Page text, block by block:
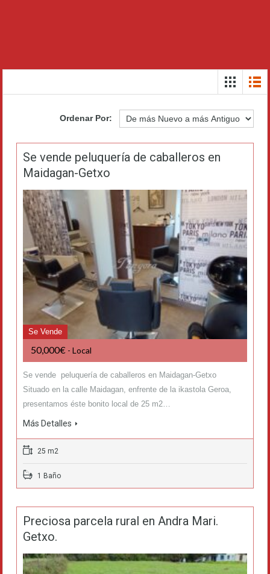
Ordenar Por:
Se vende peluquería de caballeros en
Maidagan-Getxo
Se Vende
50,000€ - Local
Se vende peluquería de caballeros en Maidagan-Getxo
Situado en la calle Maidagan, enfrente de la ikastola Geroa,
presentamos éste bonito local de 25 m2…
Más Detalles
25 m2
1 Baño
Preciosa parcela rural en Andra Mari.
Getxo.